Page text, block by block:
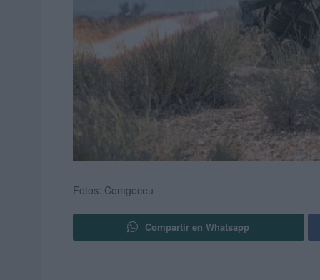
Fotos: Comgeceu
Compartir en Whatsapp